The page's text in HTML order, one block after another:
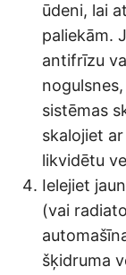
ūdeni, lai
paliekām.
antifrīzu
sistēmas
skalojiet
likvidētu
Ielejiet
(vai
šķidruma